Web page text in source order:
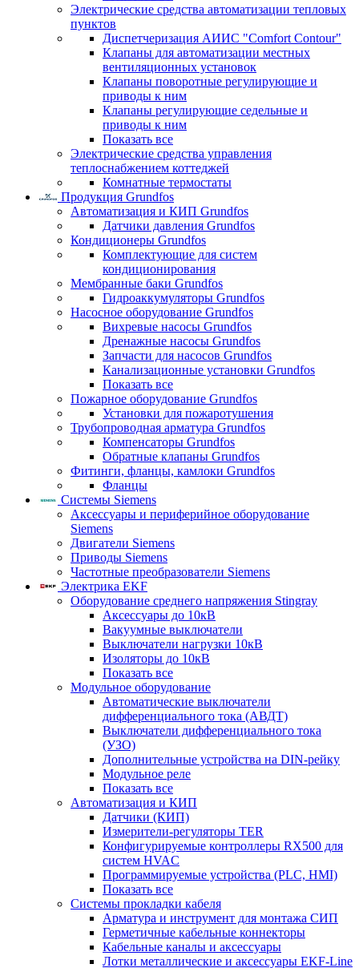
Электрические средства автоматизации тепловых
пунктов
Диспетчеризация АИИС "Comfort Contour"
Клапаны для автоматизации местных
вентиляционных установок
Клапаны поворотные регулирующие и
приводы к ним
Клапаны регулирующие седельные и
приводы к ним
Показать все
Электрические средства управления
теплоснабжением коттеджей
Комнатные термостаты
Продукция Grundfos
Автоматизация и КИП Grundfos
Датчики давления Grundfos
Кондиционеры Grundfos
Комплектующие для систем
кондиционирования
Мембранные баки Grundfos
Гидроаккумуляторы Grundfos
Насосное оборудование Grundfos
Вихревые насосы Grundfos
Дренажные насосы Grundfos
Запчасти для насосов Grundfos
Канализационные установки Grundfos
Показать все
Пожарное оборудование Grundfos
Установки для пожаротушения
Трубопроводная арматура Grundfos
Компенсаторы Grundfos
Обратные клапаны Grundfos
Фитинги, фланцы, камлоки Grundfos
Фланцы
Системы Siemens
Аксессуары и периферийное оборудование
Siemens
Двигатели Siemens
Приводы Siemens
Частотные преобразователи Siemens
Электрика EKF
Оборудование среднего напряжения Stingray
Аксессуары до 10кВ
Вакуумные выключатели
Выключатели нагрузки 10кВ
Изоляторы до 10кВ
Показать все
Модульное оборудование
Автоматические выключатели
дифференциального тока (АВДТ)
Выключатели дифференциального тока
(УЗО)
Дополнительные устройства на DIN-рейку
Модульное реле
Показать все
Автоматизация и КИП
Датчики (КИП)
Измерители-регуляторы TER
Конфигурируемые контроллеры RX500 для
систем HVAC
Программируемые устройства (PLC, HMI)
Показать все
Системы прокладки кабеля
Арматура и инструмент для монтажа СИП
Герметичные кабельные коннекторы
Кабельные каналы и аксессуары
Лотки металлические и аксессуары EKF-Line